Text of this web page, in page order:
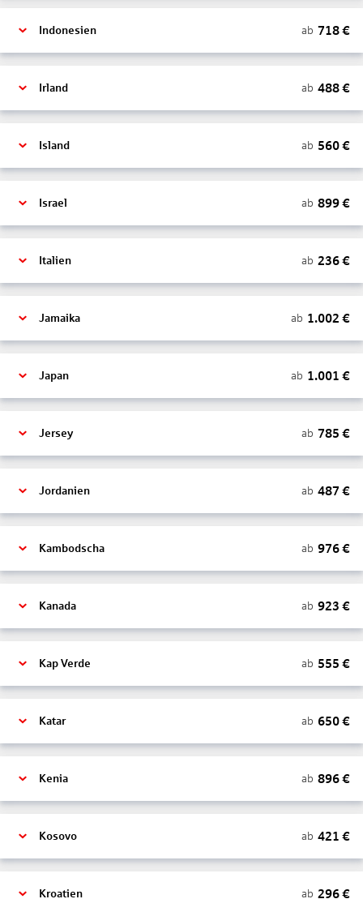
Indonesien ab 718€
Irland ab 488€
Island ab 560€
Israel ab 899€
Italien ab 236€
Jamaika ab 1.002 €
Japan ab 1.001 €
Jersey ab 785 €
Jordanien ab 487 €
Kambodscha ab 976€
Kanada ab 923 €
Kap Verde ab 555 €
Katar ab 650€
Kenia ab 896€
Kosovo ab 421 €
Kroatien ab 296€